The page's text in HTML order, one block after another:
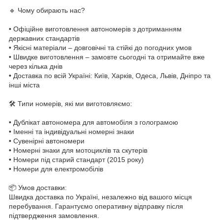
🔹 Чому обирають нас?
• Офіційне виготовлення автономерів з дотриманням
державних стандартів
• Якісні матеріали – довговічні та стійкі до погодних умов
• Швидке виготовлення – замовте сьогодні та отримайте вже
через кілька днів
• Доставка по всій Україні: Київ, Харків, Одеса, Львів, Дніпро та
інші міста
🛠 Типи номерів, які ми виготовляємо:
• Дублікат автономера для автомобіля з голограмою
• Іменні та індивідуальні номерні знаки
• Сувенірні автономери
• Номерні знаки для мотоциклів та скутерів
• Номери під старий стандарт (2015 року)
• Номери для електромобілів
📦 Умов доставки:
Швидка доставка по Україні, незалежно від вашого місця
перебування. Гарантуємо оперативну відправку після
підтвердження замовлення.